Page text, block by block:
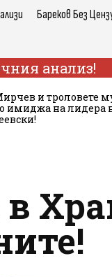
Бареков Без
анализ!
и троловете
имиджа на лидера